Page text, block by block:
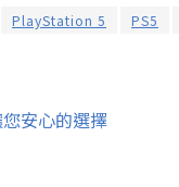
PlayStation 5 PS5
安心的選擇